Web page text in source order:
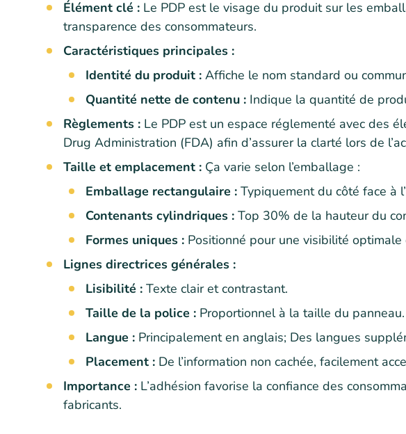
Élément clé : Le PDP est le visage du produit sur les
transparence des consommateurs.
Caractéristiques principales :
Identité du produit : Affiche le nom standard ou
Quantité nette de contenu : Indique la quantité de
Règlements : Le PDP est un espace réglementé avec des
Drug Administration (FDA) afin d’assurer la clarté lors de
Taille et emplacement : Ça varie selon l’emballage :
Emballage rectangulaire : Typiquement du côté face à
Contenants cylindriques : Top 30% de la hauteur du
Formes uniques : Positionné pour une visibilité optimale
Lignes directrices générales :
Lisibilité : Texte clair et contrastant.
Taille de la police : Proportionnel à la taille du panneau.
Langue : Principalement en anglais; Des langues
Placement : De l’information non cachée, facilement
Importance : L’adhésion favorise la confiance des
fabricants.